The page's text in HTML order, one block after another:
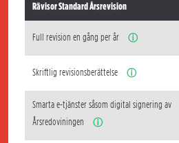
Rävisor Standard Årsrevision
Full revision en gång per år ⓘ
Skriftlig revisionsberättelse ⓘ
Smarta e-tjänster såsom digital signering av
Årsredoviningen
ⓘ